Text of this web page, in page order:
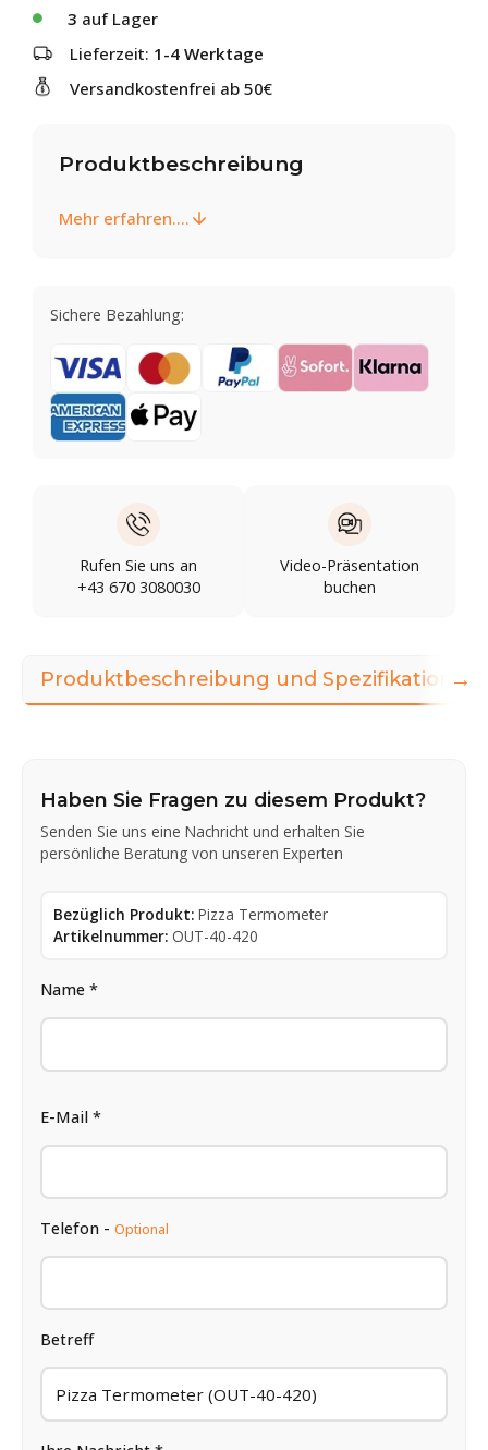
3 auf Lager
Lieferzeit: 1-4 Werktage
Versandkostenfrei ab 50€
Produktbeschreibung
Mehr erfahren....
Sichere Bezahlung:
Rufen Sie uns an
+43 670 3080030
Video-Präsentation
buchen
Produktbeschreibung und Spezifikationen
Haben Sie Fragen zu diesem Produkt?
Senden Sie uns eine Nachricht und erhalten Sie
persönliche Beratung von unseren Experten
Bezüglich Produkt: Pizza Termometer
Artikelnummer: OUT-40-420
Name *
E-Mail *
Telefon - Optional
Betreff
→